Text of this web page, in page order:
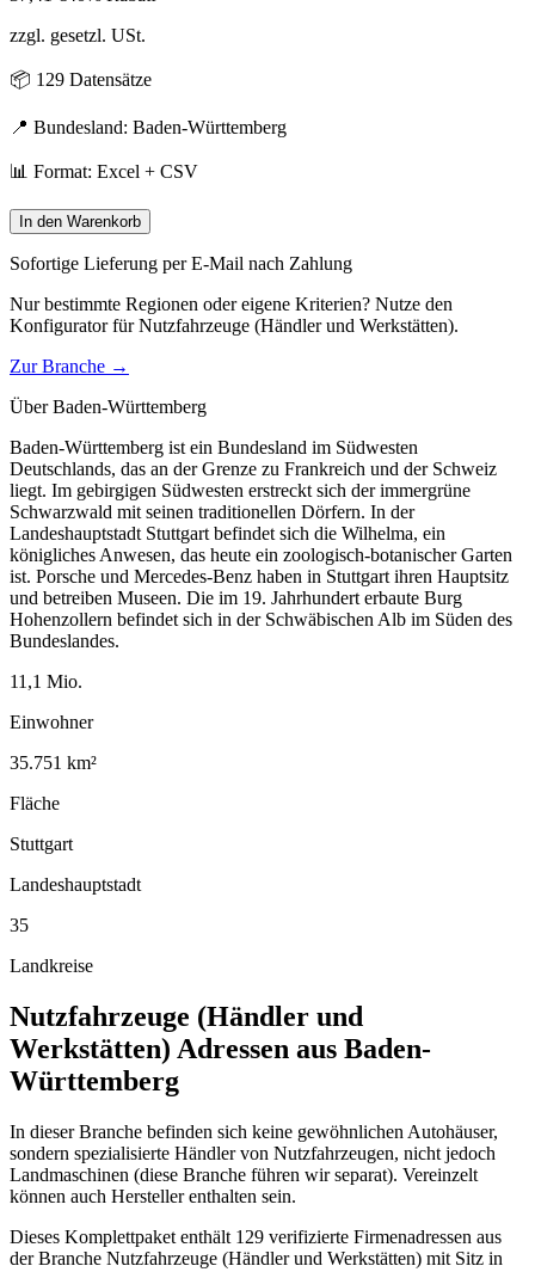
zzgl. gesetzl. USt.
📦 129 Datensätze
📍 Bundesland: Baden-Württemberg
📊 Format: Excel + CSV
In den Warenkorb
Sofortige Lieferung per E-Mail nach Zahlung
Nur bestimmte Regionen oder eigene Kriterien? Nutze den
Konfigurator fürNutzfahrzeuge (Händler und Werkstätten).
Zur Branche →
ÜberBaden-Württemberg
Baden-Württemberg ist ein Bundesland im Südwesten
Deutschlands, das an der Grenze zu Frankreich und der Schweiz
liegt. Im gebirgigen Südwesten erstreckt sich der immergrüne
Schwarzwald mit seinen traditionellen Dörfern. In der
Landeshauptstadt Stuttgart befindet sich die Wilhelma, ein
königliches Anwesen, das heute ein zoologisch-botanischer Garten
ist. Porsche und Mercedes-Benz haben in Stuttgart ihren Hauptsitz
und betreiben Museen. Die im 19. Jahrhundert erbaute Burg
Hohenzollern befindet sich in der Schwäbischen Alb im Süden des
Bundeslandes.
11,1 Mio.
Einwohner
35.751 km²
Fläche
Stuttgart
Landeshauptstadt
35
Landkreise
Nutzfahrzeuge (Händler und
Werkstätten) Adressen aus Baden-
Württemberg
In dieser Branche befinden sich keine gewöhnlichen Autohäuser,
sondern spezialisierte Händler von Nutzfahrzeugen, nicht jedoch
Landmaschinen (diese Branche führen wir separat). Vereinzelt
können auch Hersteller enthalten sein.
Dieses Komplettpaket enthält 129 verifizierte Firmenadressen aus
der Branche Nutzfahrzeuge (Händler und Werkstätten) mit Sitz in